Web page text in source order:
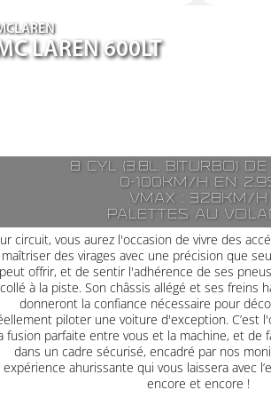
LAREN 600LT
8 cyl (3.8l. biturbo) de
0-100km/h en
Vmax : 328km/h
Palettes au
circuit, vous aurez l'occasion de vivre des
maîtriser des virages avec une précision que
peut offrir, et de sentir l'adhérence de ses
collé à la piste. Son châssis allégé et ses freins
donneront la confiance nécessaire pour
piloter une voiture d'exception. C’est
fusion parfaite entre vous et la machine, et de
dans un cadre sécurisé, encadré par nos
expérience ahurissante qui vous laissera avec
encore et encore !